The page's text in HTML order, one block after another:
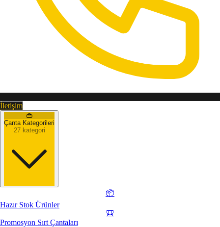
İletişim
👜
Çanta Kategorileri
27 kategori
📦
Hazır Stok Ürünler
🎒
Promosyon Sırt Çantaları